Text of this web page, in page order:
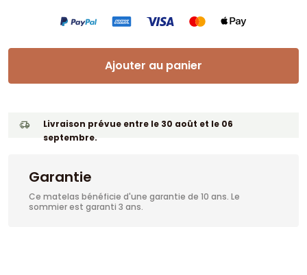
Ajouter au panier
Livraison prévue entre le 30 août et le 06
septembre.
Garantie
Ce matelas bénéficie d'une garantie de 10 ans. Le
sommier est garanti 3 ans.